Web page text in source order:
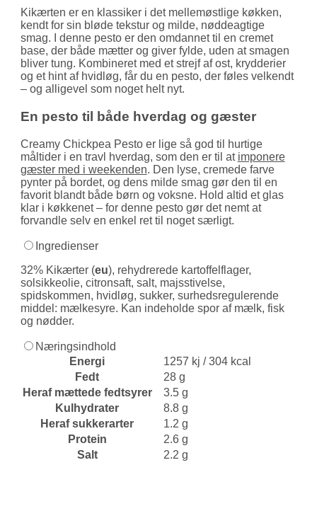
Kikærten er en klassiker i det mellemøstlige køkken,
kendt for sin bløde tekstur og milde, nøddeagtige
smag. I denne pesto er den omdannet til en cremet
base, der både mætter og giver fylde, uden at smagen
bliver tung. Kombineret med et strejf af ost, krydderier
og et hint af hvidløg, får du en pesto, der føles velkendt
– og alligevel som noget helt nyt.
En pesto til både hverdag og gæster
Creamy Chickpea Pesto er lige så god til hurtige
måltider i en travl hverdag, som den er til at imponere
gæster med i weekenden. Den lyse, cremede farve
pynter på bordet, og dens milde smag gør den til en
favorit blandt både børn og voksne. Hold altid et glas
klar i køkkenet – for denne pesto gør det nemt at
forvandle selv en enkel ret til noget særligt.
Ingredienser
32% Kikærter (eu), rehydrerede kartoffelflager,
solsikkeolie, citronsaft, salt, majsstivelse,
spidskommen, hvidløg, sukker, surhedsregulerende
middel: mælkesyre. Kan indeholde spor af mælk, fisk
og nødder.
Næringsindhold
Energi
1257 kj / 304 kcal
Fedt
28 g
Heraf mættede fedtsyrer
3.5 g
Kulhydrater
8.8 g
Heraf sukkerarter
1.2 g
Protein
2.6 g
Salt
2.2 g